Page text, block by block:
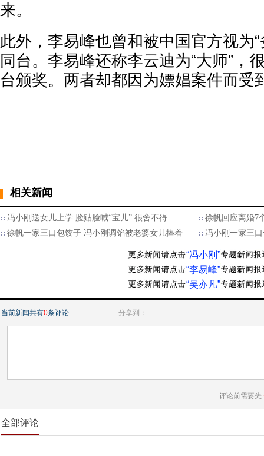
来。
此外，李易峰也曾和被中国官方视为
同台。李易峰还称李云迪为“大师”，
台颁奖。两者却都因为嫖娼案件而受
相关新闻
冯小刚送女儿上学 脸贴脸喊“宝儿” 很舍不得
徐帆回应离婚7
徐帆一家三口包饺子 冯小刚调馅被老婆女儿捧着
冯小刚一家三
“冯小刚”
“李易峰”
“吴亦凡”
当前新闻共有0条评论 分享到：
评论前需要先
全部评论